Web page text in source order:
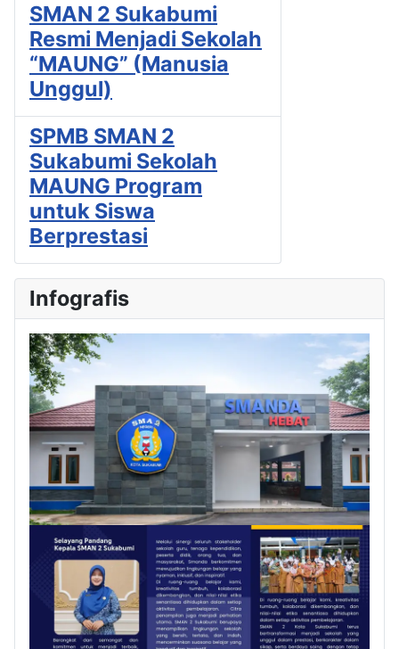
SMAN 2 Sukabumi
Resmi Menjadi Sekolah
“MAUNG” (Manusia
Unggul)
SPMB SMAN 2
Sukabumi Sekolah
MAUNG Program
untuk Siswa
Berprestasi
Infografis